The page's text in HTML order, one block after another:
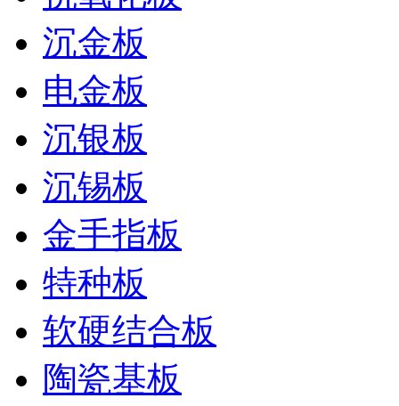
沉金板
电金板
沉银板
沉锡板
金手指板
特种板
软硬结合板
陶瓷基板